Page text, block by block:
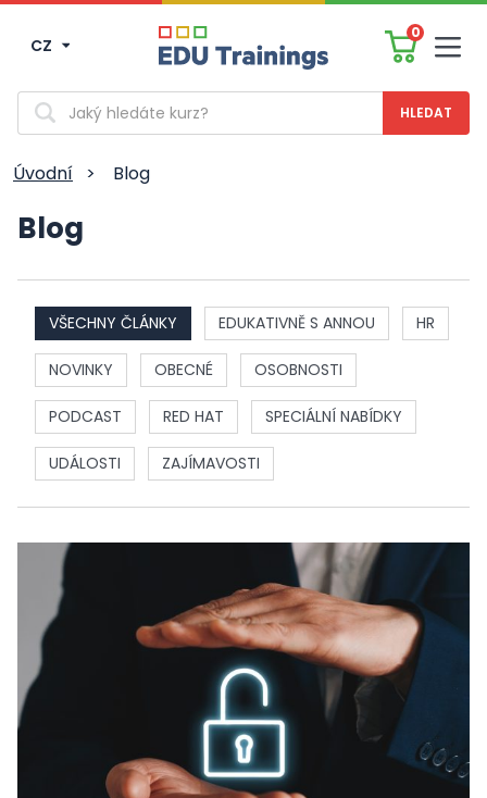
CZ
0
Vyhledávání
Úvodní > Blog
Blog
VŠECHNY ČLÁNKY EDUKATIVNĚ S ANNOU HR
NOVINKY OBECNÉ OSOBNOSTI
PODCAST RED HAT SPECIÁLNÍ NABÍDKY
UDÁLOSTI ZAJÍMAVOSTI